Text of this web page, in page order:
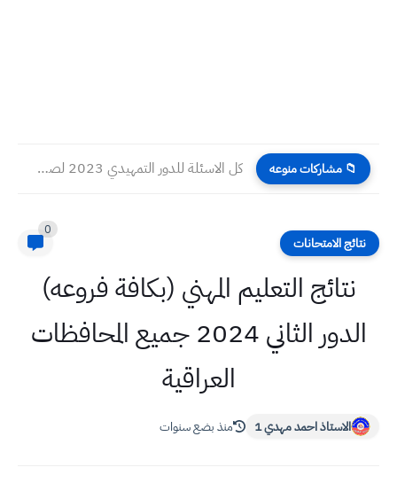
📁 مشاركات منوعه كل الاسئلة للدور التمهيدي 2023 لصف السادس الابتدائي مع الحلول...
نتائج الامتحانات
0
نتائج التعليم المهني (بكافة فروعه)
الدور الثاني 2024 جميع المحافظات
العراقية
الاستاذ احمد مهدي 1 منذ بضع سنوات